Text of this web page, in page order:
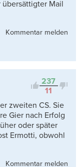
Mail
Kommentar melden
237
11
zweiten CS. Sie
Gier nach Erfolg
oder später
Ermotti, obwohl
Kommentar melden